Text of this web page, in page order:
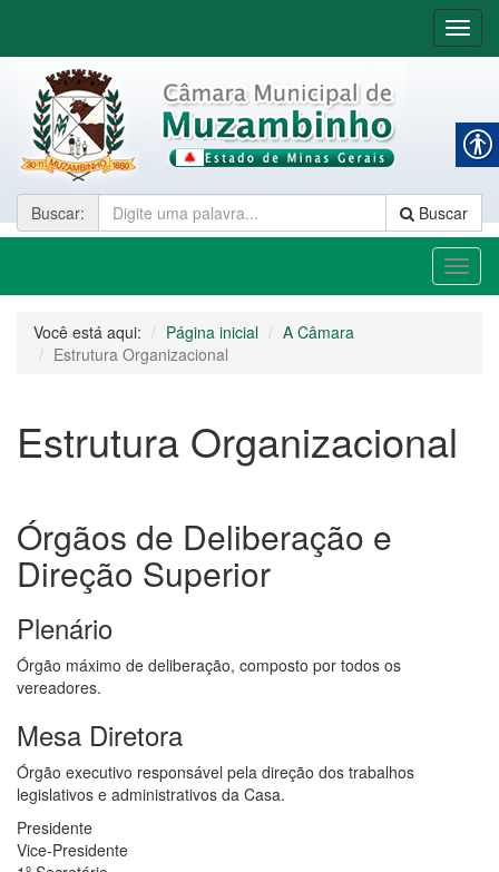
Buscar: Buscar
Você está aqui:
Página inicial
A Câmara
Estrutura Organizacional
Estrutura Organizacional
Órgãos de Deliberação e
Direção Superior
Plenário
Órgão máximo de deliberação, composto por todos os
vereadores.
Mesa Diretora
Órgão executivo responsável pela direção dos trabalhos
legislativos e administrativos da Casa.
Presidente
Vice-Presidente